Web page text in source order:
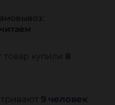
товар купили 8
9 человек